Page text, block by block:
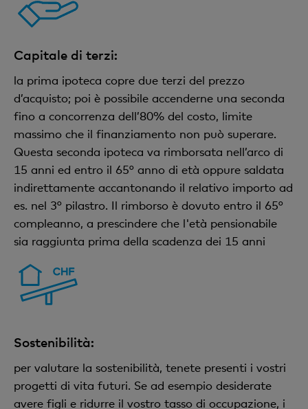
Capitale di terzi:
la prima ipoteca copre due terzi del prezzo
d’acquisto; poi è possibile accenderne una seconda
fino a concorrenza dell’80% del costo, limite
massimo che il finanziamento non può superare.
Questa seconda ipoteca va rimborsata nell’arco di
15 anni ed entro il 65° anno di età oppure saldata
indirettamente accantonando il relativo importo ad
es. nel 3° pilastro. Il rimborso è dovuto entro il 65°
compleanno, a prescindere che l'età pensionabile
sia raggiunta prima della scadenza dei 15 anni
Sostenibilità:
per valutare la sostenibilità, tenete presenti i vostri
progetti di vita futuri. Se ad esempio desiderate
avere figli e ridurre il vostro tasso di occupazione, i